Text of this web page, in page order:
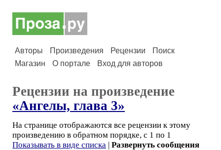
Авторы Произведения Рецензии
Поиск
Магазин
О портале Вход для авторов
Рецензии на произведение
«Ангелы, глава 3»
На странице отображаются все рецензии к этому
произведению в обратном порядке, с 1 по 1
Показывать в виде списка | Развернуть сообщения